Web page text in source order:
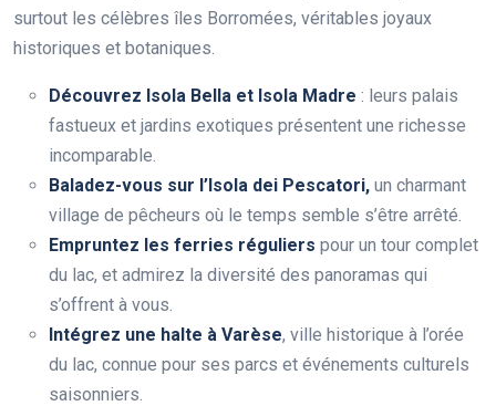
surtout les célèbres îles Borromées, véritables joyaux
historiques et botaniques.
Découvrez Isola Bella et Isola Madre : leurs palais
fastueux et jardins exotiques présentent une richesse
incomparable.
Baladez-vous sur l’Isola dei Pescatori, un charmant
village de pêcheurs où le temps semble s’être arrêté.
Empruntez les ferries réguliers pour un tour complet
du lac, et admirez la diversité des panoramas qui
s’offrent à vous.
Intégrez une halte à Varèse, ville historique à l’orée
du lac, connue pour ses parcs et événements culturels
saisonniers.